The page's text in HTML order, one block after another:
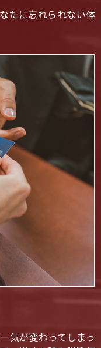
たに忘れられない体
気が変わってしまっ